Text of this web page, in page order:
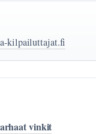
kilpailuttajat.fi
vinkit